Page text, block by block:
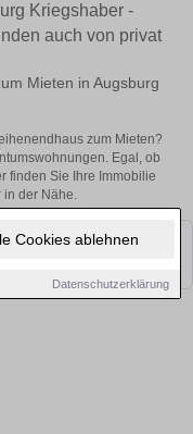
Cookies ablehnen
Datenschutzerklärung
Kriegshaber -
auch von privat
Mieten in Augsburg
zum Mieten?
Egal, ob
finden Sie Ihre Immobilie
in der Nähe.
finden. Schauen Sie